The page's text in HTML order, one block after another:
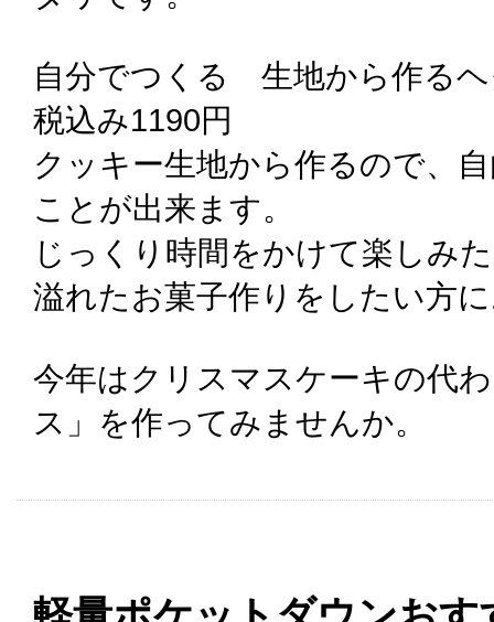
自分でつくる 生地から作る
税込み1190円
クッキー生地から作るので、
ことが出来ます。
じっくり時間をかけて楽しみ
溢れたお菓子作りをしたい方
今年はクリスマスケーキの代
ス」を作ってみませんか。